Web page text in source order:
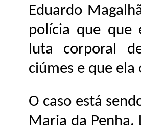
Eduardo
polícia que que
luta corporal
ciúmes e que
O caso está
Maria da Penha.